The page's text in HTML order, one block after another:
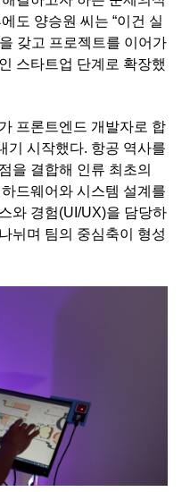
도 양승원 씨는 “이건 실
갖고 프로젝트를 이어가
스타트업 단계로 확장했
프론트엔드 개발자로 합
기 시작했다. 항공 역사를
을 결합해 인류 최초의
드웨어와 시스템 설계를
와 경험(UI/UX)을 담당하
뉘며 팀의 중심축이 형성